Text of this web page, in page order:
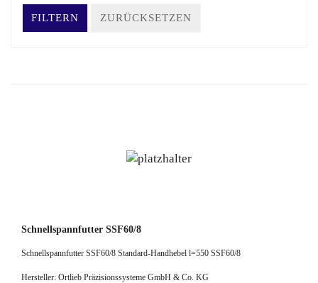
FILTERN ZURÜCKSETZEN
Schnellspannfutter SSF60/8
Schnellspannfutter SSF60/8 Standard-Handhebel l=550 SSF60/8
Hersteller: Ortlieb Präzisionssysteme GmbH & Co. KG